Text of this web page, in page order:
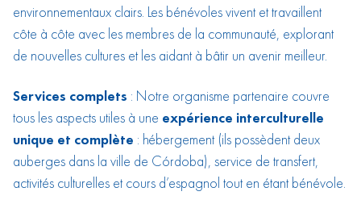
environnementaux clairs. Les bénévoles vivent et travaillent
côte à côte avec les membres de la communauté, explorant
de nouvelles cultures et les aidant à bâtir un avenir meilleur.
Services complets : Notre organisme partenaire couvre
tous les aspects utiles à une expérience interculturelle
unique et complète : hébergement (ils possèdent deux
auberges dans la ville de Córdoba), service de transfert,
activités culturelles et cours d’espagnol tout en étant bénévole.